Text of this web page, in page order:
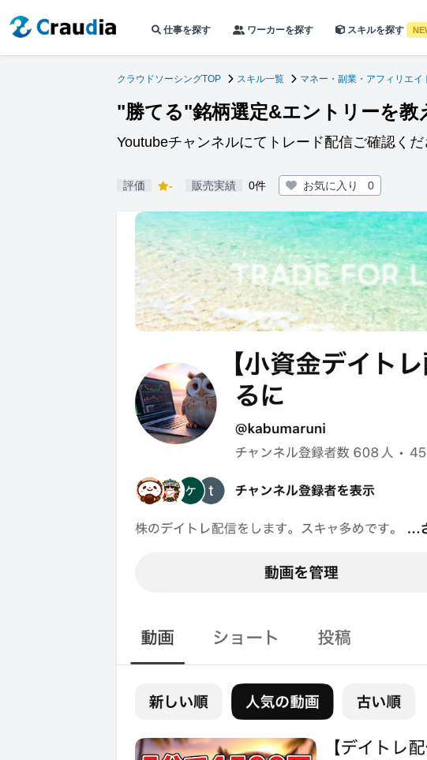
仕事を探す ワーカーを探す スキルを探す
クラウドソーシングTOP スキル一覧 マネー・副業・アフィリエイ
"勝てる"銘柄選定&エントリーを教
Youtubeチャンネルにてトレード配信ご確認くだ
評価 - 販売実績 0件 お気に入り 0